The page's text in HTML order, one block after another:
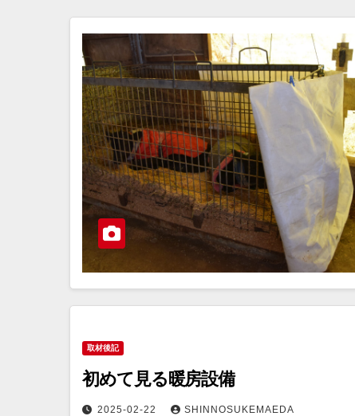
取材後記
初めて見る暖房設備
2025-02-22 SHINNOSUKEMAEDA